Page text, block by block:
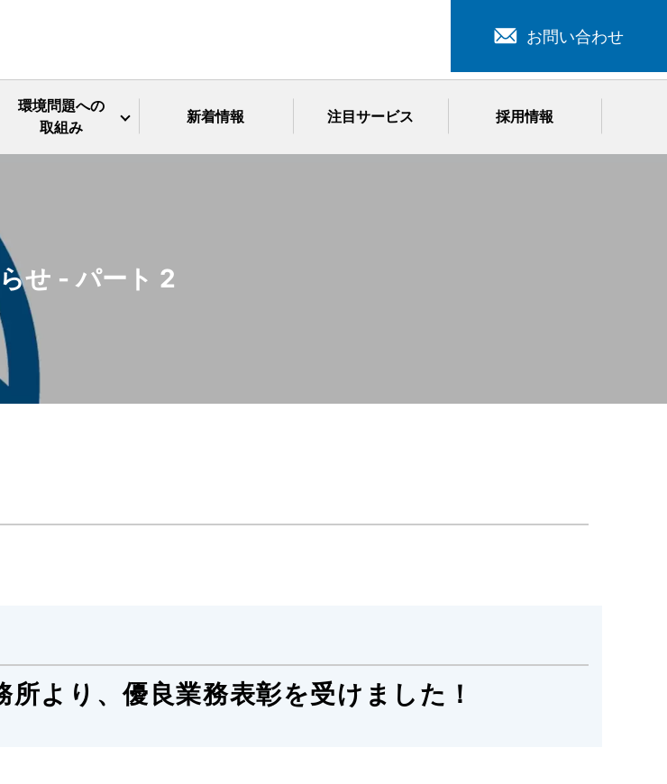
お問い合わせ
環境問題への
取組み
新着情報 注目サービス 採用情報
せ - パート 2
より、優良業務表彰を受けました！